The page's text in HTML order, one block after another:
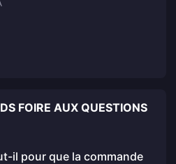
FOIRE AUX QUESTIONS
il pour que la commande